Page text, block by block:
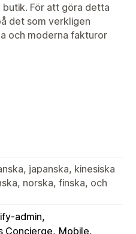
För att göra detta
det som verkligen
och moderna fakturor
japanska, kinesiska
norska, finska, och
admin
Concierge Mobile